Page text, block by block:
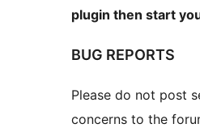
plugin then start
BUG REPORTS
Please do not post
concerns to the